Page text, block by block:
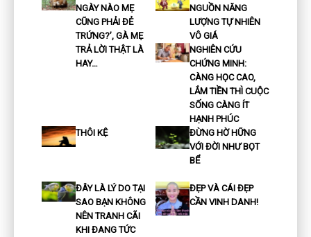
NGÀY NÀO MẸ
CŨNG PHẢI ĐẺ
TRỨNG?’, GÀ MẸ
TRẢ LỜI THẬT LÀ
HAY…
NGUỒN NĂNG
LƯỢNG TỰ NHIÊN
VÔ GIÁ
NGHIÊN CỨU
CHỨNG MINH:
CÀNG HỌC CAO,
LẮM TIỀN THÌ CUỘC
SỐNG CÀNG ÍT
HẠNH PHÚC
THÔI KỆ
ĐỪNG HỜ HỮNG
VỚI ĐỜI NHƯ BỌT
BỂ
ĐÂY LÀ LÝ DO TẠI
SAO BẠN KHÔNG
NÊN TRANH CÃI
KHI ĐANG TỨC
ĐẸP VÀ CÁI ĐẸP
CẦN VINH DANH!